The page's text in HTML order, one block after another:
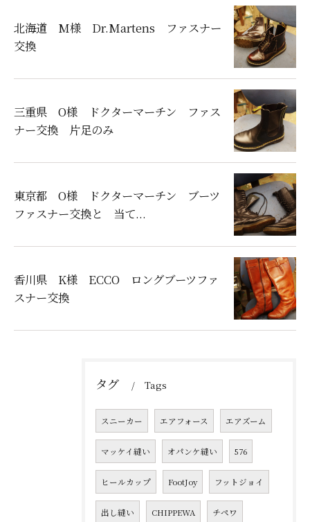
北海道 M様 Dr.Martens ファスナー
交換
三重県 O様 ドクターマーチン ファス
ナー交換 片足のみ
東京都 O様 ドクターマーチン ブーツ
ファスナー交換と 当て...
香川県 K様 ECCO ロングブーツファ
スナー交換
タグ Tags
スニーカー エアフォース エアズーム
マッケイ縫い オパンケ縫い 576
ヒールカップ FootJoy フットジョイ
出し縫い CHIPPEWA チペワ